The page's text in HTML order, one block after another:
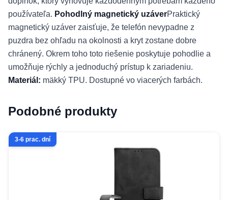
používateľa. Pohodlný magnetický uzáverPraktický
magnetický uzáver zaisťuje, že telefón nevypadne z
puzdra bez ohľadu na okolnosti a kryt zostane dobre
chránený. Okrem toho toto riešenie poskytuje pohodlie a
umožňuje rýchly a jednoduchý prístup k zariadeniu.
Materiál: mäkký TPU. Dostupné vo viacerých farbách.
Podobné produkty
3-6 prac. dní